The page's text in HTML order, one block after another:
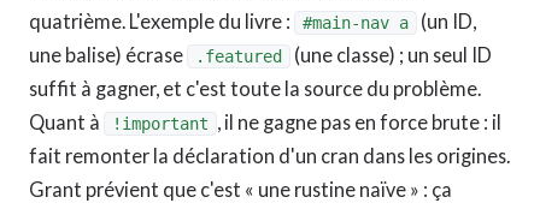
quatrième. L'exemple du livre :
#main-nav a
(un ID,
une balise) écrase
.featured
(une classe) ; un seul ID
suffit à gagner, et c'est toute la source du problème.
Quant à
!important
, il ne gagne pas en force brute : il
fait remonter la déclaration d'un cran dans les origines.
Grant prévient que c'est « une rustine naïve » : ça